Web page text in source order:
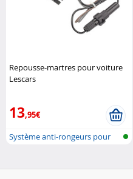
Repousse-martres pour voiture
Lescars
13,95€
Système anti-rongeurs pour